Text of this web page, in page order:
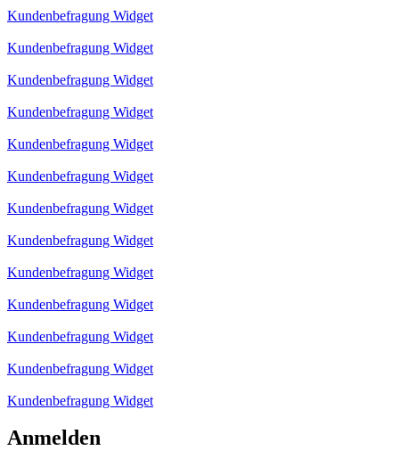
Kundenbefragung Widget
Kundenbefragung Widget
Kundenbefragung Widget
Kundenbefragung Widget
Kundenbefragung Widget
Kundenbefragung Widget
Kundenbefragung Widget
Kundenbefragung Widget
Kundenbefragung Widget
Kundenbefragung Widget
Kundenbefragung Widget
Kundenbefragung Widget
Kundenbefragung Widget
Anmelden